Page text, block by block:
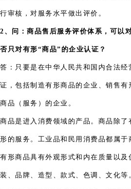
行审核，对服务水平做出评价。
2、问：商品售后服务评价体系，可以
否只对有形“商品”的企业认证？
答：只要是在中华人民共和国内合法经
证，包括制造有形商品的企业、销售
商品（服务）的企业。
商品是进入消费领域的产品。商品除
形的服务。工业品和民用消费品都属于
有形商品具有外观形式和内在质量以及
装、品牌、造型、款式、色调、文化等